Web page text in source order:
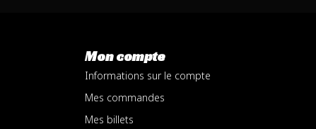
Mon compte
Informations sur le compte
Mes commandes
Mes billets